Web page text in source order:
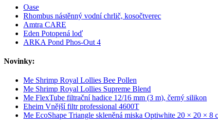
Oase
Rhombus nástěnný vodní chrlič, kosočtverec
Amtra CARE
Eden Potopená loď
ARKA Pond Phos-Out 4
Novinky:
Me Shrimp Royal Lollies Bee Pollen
Me Shrimp Royal Lollies Supreme Blend
Me FlexTube filtrační hadice 12/16 mm (3 m), černý silikon
Eheim Vnější filtr professional 4600T
Me EcoShape Triangle skleněná miska Optiwhite 20 × 20 × 8